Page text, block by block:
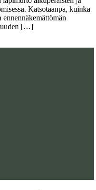
Katsotaanpa, kuinka
[…]